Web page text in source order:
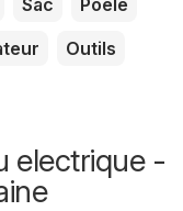
Outils
electrique -